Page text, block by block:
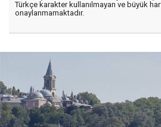
Türkçe karakter kullanılmayan ve büyük
onaylanmamaktadır.